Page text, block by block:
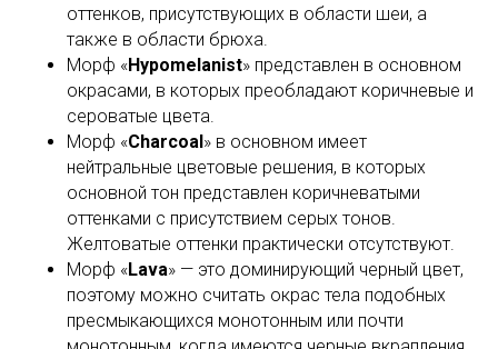
оттенков, присутствующих в области шеи, а
также в области брюха.
Морф «Hypomelanist» представлен в основном
окрасами, в которых преобладают коричневые и
сероватые цвета.
Морф «Charcoal» в основном имеет
нейтральные цветовые решения, в которых
основной тон представлен коричневатыми
оттенками с присутствием серых тонов.
Желтоватые оттенки практически отсутствуют.
Морф «Lava» — это доминирующий черный цвет,
поэтому можно считать окрас тела подобных
пресмыкающихся монотонным или почти